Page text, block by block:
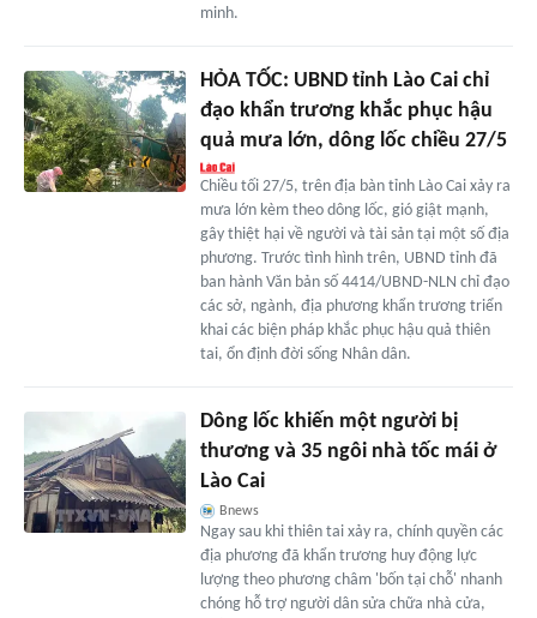
minh.
HỎA TỐC: UBND tỉnh Lào Cai chỉ
đạo khẩn trương khắc phục hậu
quả mưa lớn, dông lốc chiều 27/5
Chiều tối 27/5, trên địa bàn tỉnh Lào Cai xảy ra
mưa lớn kèm theo dông lốc, gió giật mạnh,
gây thiệt hại về người và tài sản tại một số địa
phương. Trước tình hình trên, UBND tỉnh đã
ban hành Văn bản số 4414/UBND-NLN chỉ đạo
các sở, ngành, địa phương khẩn trương triển
khai các biện pháp khắc phục hậu quả thiên
tai, ổn định đời sống Nhân dân.
Dông lốc khiến một người bị
thương và 35 ngôi nhà tốc mái ở
Lào Cai
Bnews
Ngay sau khi thiên tai xảy ra, chính quyền các
địa phương đã khẩn trương huy động lực
lượng theo phương châm 'bốn tại chỗ' nhanh
chóng hỗ trợ người dân sửa chữa nhà cửa,